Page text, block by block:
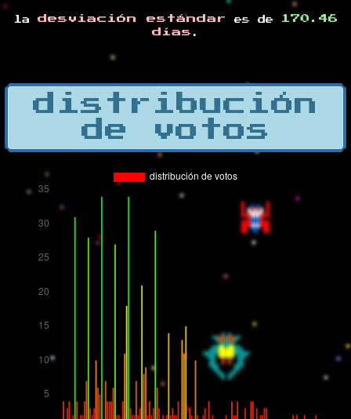
la desviación estándar es de
170.46
días .
distribución
de votos